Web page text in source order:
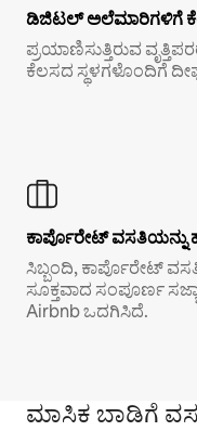
ಡಿಜಿಟಲ್ ಅಲೆಮಾರಿಗಳಿಗೆ
ಪ್ರಯಾಣಿಸುತ್ತಿರುವ
ಕೆಲಸದ ಸ್ಥಳಗಳೊಂದಿಗೆ
ಕಾರ್ಪೊರೇಟ್ ವಸತಿಯನ್ನು
ಸಿಬ್ಬಂದಿ, ಕಾರ್ಪೊರೇಟ್
ಸೂಕ್ತವಾದ ಸಂಪೂರ್ಣ
Airbnb ಒದಗಿಸಿದೆ.
ಮಾಸಿಕ ಬಾಡಿಗೆ